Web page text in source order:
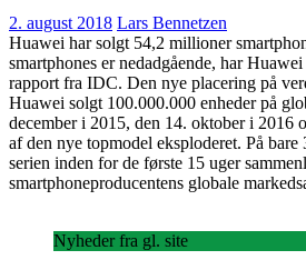
2. august 2018 Lars Bennetzen
Huawei har solgt 54,2 millioner
smartphones er nedadgående, har
rapport fra IDC. Den nye placering på
Huawei solgt 100.000.000 enheder på
december i 2015, den 14. oktober i 2016
af den nye topmodel eksploderet. På
serien inden for de første 15 uger
smartphoneproducentens globale
Nyheder fra gl. site